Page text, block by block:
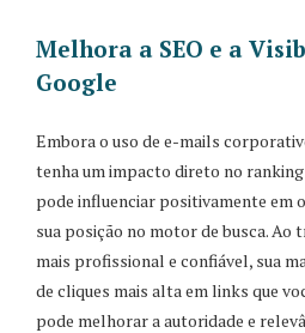
Melhora a SEO e a
Google
Embora o uso de e-mails
tenha um impacto direto no ranking
pode influenciar positivamente em
sua posição no motor de busca. Ao
mais profissional e confiável, sua
de cliques mais alta em links que
pode melhorar a autoridade e